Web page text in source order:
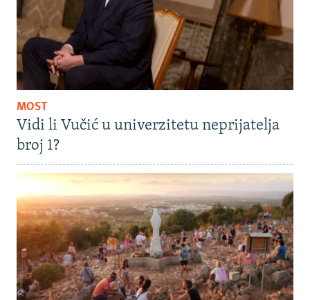
MOST
Vidi li Vučić u univerzitetu neprijatelja
broj 1?